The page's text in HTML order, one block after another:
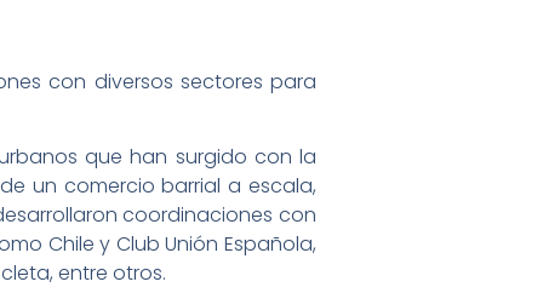
con diversos sectores para
que han surgido con la
un comercio barrial a escala,
coordinaciones con
Chile y Club Unión Española,
entre otros.